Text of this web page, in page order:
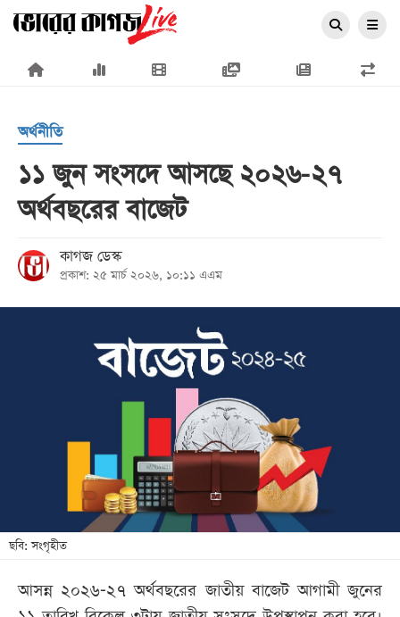
×
প্রচ্ছদ
জাতীয়
রাজনীতি
শিক্ষা
সব
অর্থনীতি
১১ জুন সংসদে আসছে ২০২৬-২৭
অর্থবছরের বাজেট
কাগজ ডেস্ক
প্রকাশ: ২৫ মার্চ ২০২৬, ১০:১১ এএম
ছবি: সংগৃহীত
আসন্ন ২০২৬-২৭ অর্থবছরের জাতীয় বাজেট আগামী জুনের